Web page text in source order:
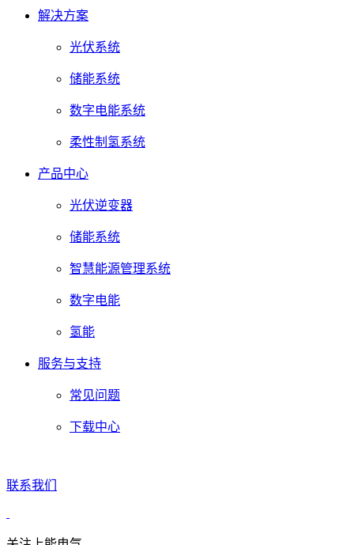
解决方案
光伏系统
储能系统
数字电能系统
柔性制氢系统
产品中心
光伏逆变器
储能系统
智慧能源管理系统
数字电能
氢能
服务与支持
常见问题
下载中心
联系我们